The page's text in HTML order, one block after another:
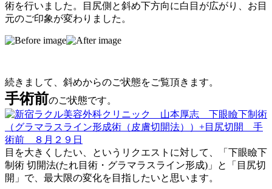
術を行いました。目尻側と斜め下方向に白目が広がり、お目
元のご印象が変わりました。
続きまして、斜めからのご状態をご覧頂きます。
手術前のご状態です。
目を大きくしたい、というリクエストに対して、「下眼瞼下
制術 切開法(たれ目術・グラマラスライン形成)」と「目尻切
開」で、最大限の変化を目指したいと思います。